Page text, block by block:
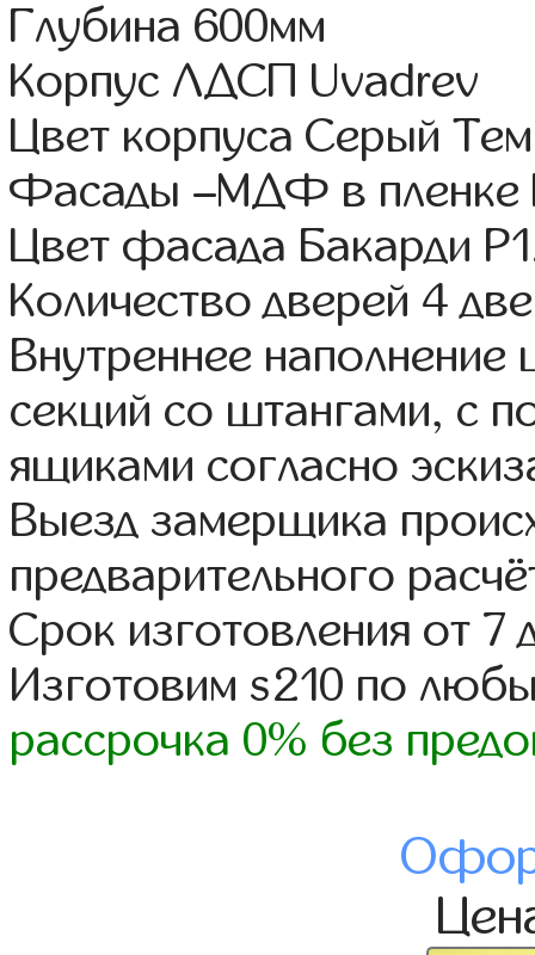
Глубина 600мм
Корпус ЛДСП Uvadrev
Цвет корпуса Серый
Фасады –МДФ в пленке
Цвет фасада Бакарди
Количество дверей 4
Внутреннее
секций со штангами, с
ящиками согласно
Выезд замерщика
предварительного
Срок изготовления от 7
Изготовим s210 по
рассрочка 0% без